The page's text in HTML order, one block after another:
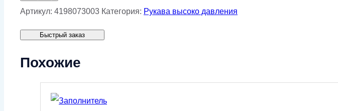
Рукав
давления
40.ЕНТ.1
Артикул: 4198073003 Категория: Рукава высоко давления
Быстрый заказ
Похожие